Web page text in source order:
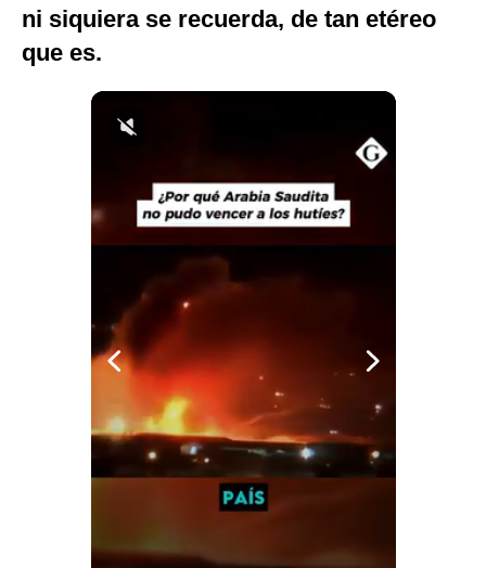
De
Cookies
Preguntas
ni siquiera se recuerda, de tan etéreo
que es.